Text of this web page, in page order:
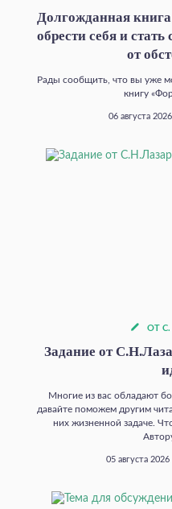
Долгожданная
обрести себя и
от
Рады сообщить, что вы уже
книгу
06 августа 2026
ОТ С.
Задание от
Многие из вас обладают
давайте поможем другим
них жизненной задаче.
05 августа 2026